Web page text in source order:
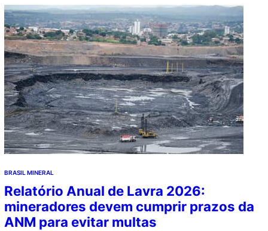
BRASIL MINERAL
Relatório Anual de Lavra 2026:
mineradores devem cumprir prazos da
ANM para evitar multas